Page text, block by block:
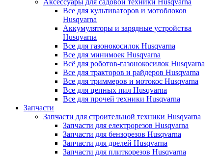
Аксессуары для садовой техники Husqvarna
Все для культиваторов и мотоблоков
Husqvarna
Аккумуляторы и зарядные устройства
Husqvarna
Все для газонокосилок Husqvarna
Все для минимоек Husqvarna
Всё для роботов-газонокосилок Husqvarna
Все для тракторов и райдеров Husqvarna
Все для триммеров и мотокос Husqvarna
Все для цепных пил Husqvarna
Все для прочей техники Husqvarna
Запчасти
Запчасти для строительной техники Husqvarna
Запчасти для електрорезов Husqvarna
Запчасти для бензорезов Husqvarna
Запчасти для дрелей Husqvarna
Запчасти для плиткорезов Husqvarna